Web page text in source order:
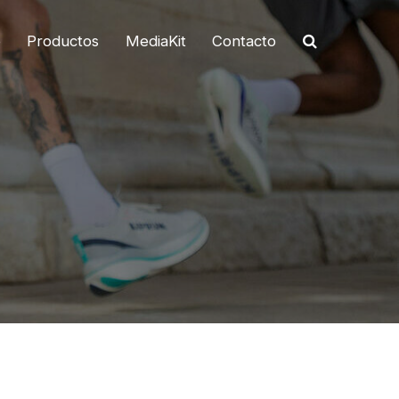
Productos MediaKit Contacto